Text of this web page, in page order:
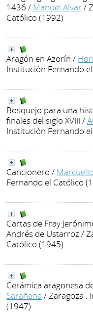
1436 / Manuel Alvar/
Católico (1992)
Aragón en Azorín /
Institución Fernando
Bosquejo para una
finales del siglo XVIII /
Institución Fernando
Cancionero /
Fernando el Católico
Cartas de Fray
Andrés de Ustarroz/
Católico (1945)
Cerámica aragonesa
Sarañana / Zaragoza :
(1947)